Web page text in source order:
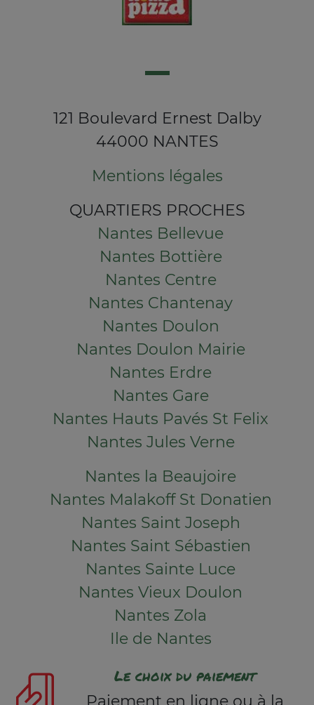
121 Boulevard Ernest Dalby
44000 NANTES
Mentions légales
QUARTIERS PROCHES
Nantes Bellevue
Nantes Bottière
Nantes Centre
Nantes Chantenay
Nantes Doulon
Nantes Doulon Mairie
Nantes Erdre
Nantes Gare
Nantes Hauts Pavés St Felix
Nantes Jules Verne
Nantes la Beaujoire
Nantes Malakoff St Donatien
Nantes Saint Joseph
Nantes Saint Sébastien
Nantes Sainte Luce
Nantes Vieux Doulon
Nantes Zola
Ile de Nantes
Le choix du paiement
Paiement en ligne ou à la